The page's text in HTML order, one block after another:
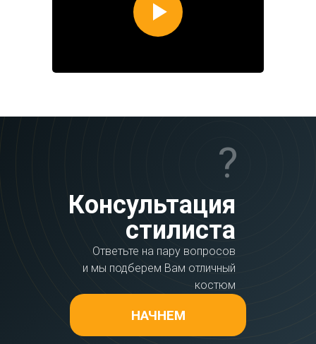
?
Консультация
стилиста
Ответьте на пару вопросов
и мы подберем Вам отличный
костюм
НАЧНЕМ